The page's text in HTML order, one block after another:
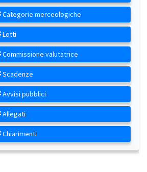
Categorie merceologiche
Lotti
Commissione valutatrice
Scadenze
Avvisi pubblici
Allegati
Chiarimenti